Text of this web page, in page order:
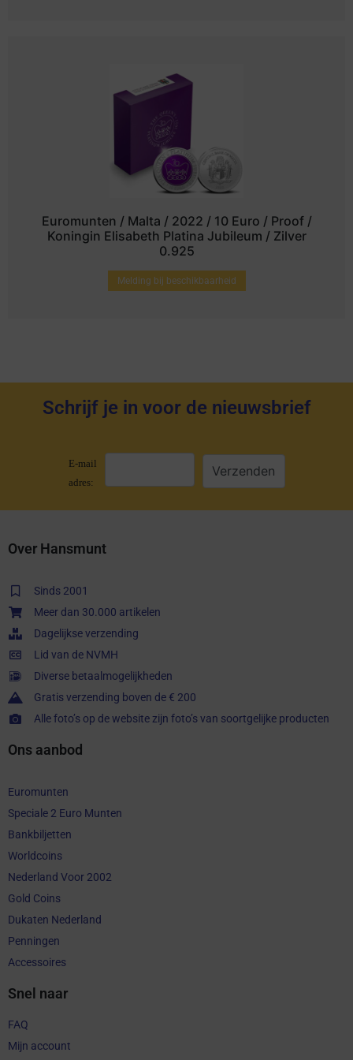
Euromunten / Malta / 2022 / 10 Euro / Proof /
Koningin Elisabeth Platina Jubileum / Zilver
0.925
Melding bij beschikbaarheid
Schrijf je in voor de nieuwsbrief
E-mail
adres:
Over Hansmunt
Sinds 2001
Meer dan 30.000 artikelen
Dagelijkse verzending
Lid van de NVMH
Diverse betaalmogelijkheden
Gratis verzending boven de € 200
Alle foto’s op de website zijn foto’s van soortgelijke producten
Ons aanbod
Euromunten
Speciale 2 Euro Munten
Bankbiljetten
Worldcoins
Nederland Voor 2002
Gold Coins
Dukaten Nederland
Penningen
Accessoires
Snel naar
FAQ
Mijn account